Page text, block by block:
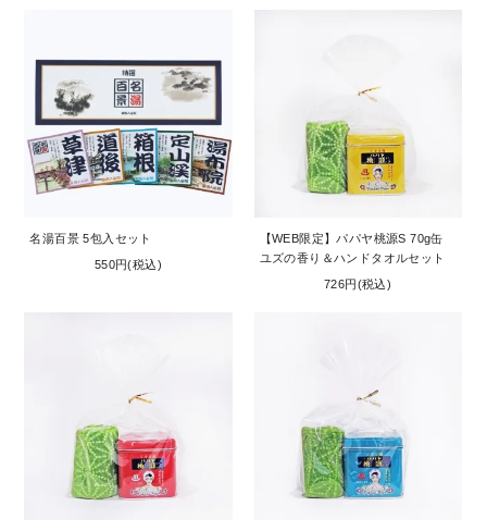
名湯百景 5包入セット
550円(税込)
【WEB限定】パパヤ桃源S 70g缶
ユズの香り＆ハンドタオルセット
726円(税込)